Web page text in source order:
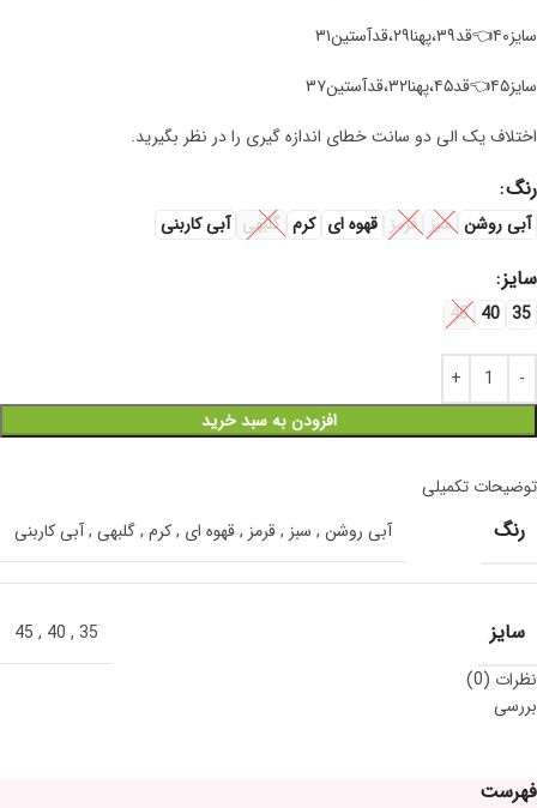
سایز۴۰👈قد۳۹،پهنا۲۹،قدآستین۳۱
سایز۴۵👈قد۴۵،پهنا۳۲،قدآستین۳۷
اختلاف یک الی دو سانت خطای اندازه گیری را در نظر بگیرید.
رنگ
آبی روشن سبز قرمز قهوه ای کرم گلبهی آبی کاربنی
سایز
35
40
45
افزودن به سبد خرید
توضیحات تکمیلی
رنگ آبی روشن , سبز ,قرمز ,قهوه ای ,کرم ,گلبهی ,آبی کاربنی
سایز 35
,
40
,
45
نظرات (0)
بررسی
فهرست